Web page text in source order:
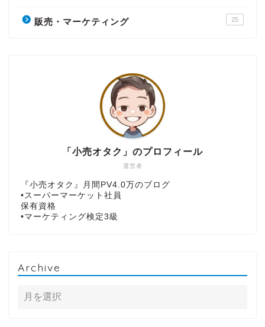
販売・マーケティング 25
運営者
「小売オタク」のプロフィール
『小売オタク』月間PV4.0万のブログ
•スーパーマーケット社員
保有資格
•マーケティング検定3級
Archive